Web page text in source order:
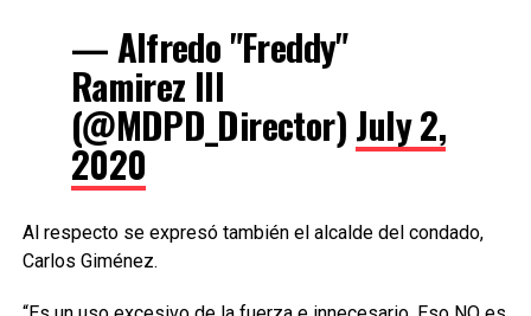
— Alfredo "Freddy"
Ramirez III
(@MDPD_Director) July 2,
2020
Al respecto se expresó también el alcalde del condado,
Carlos Giménez.